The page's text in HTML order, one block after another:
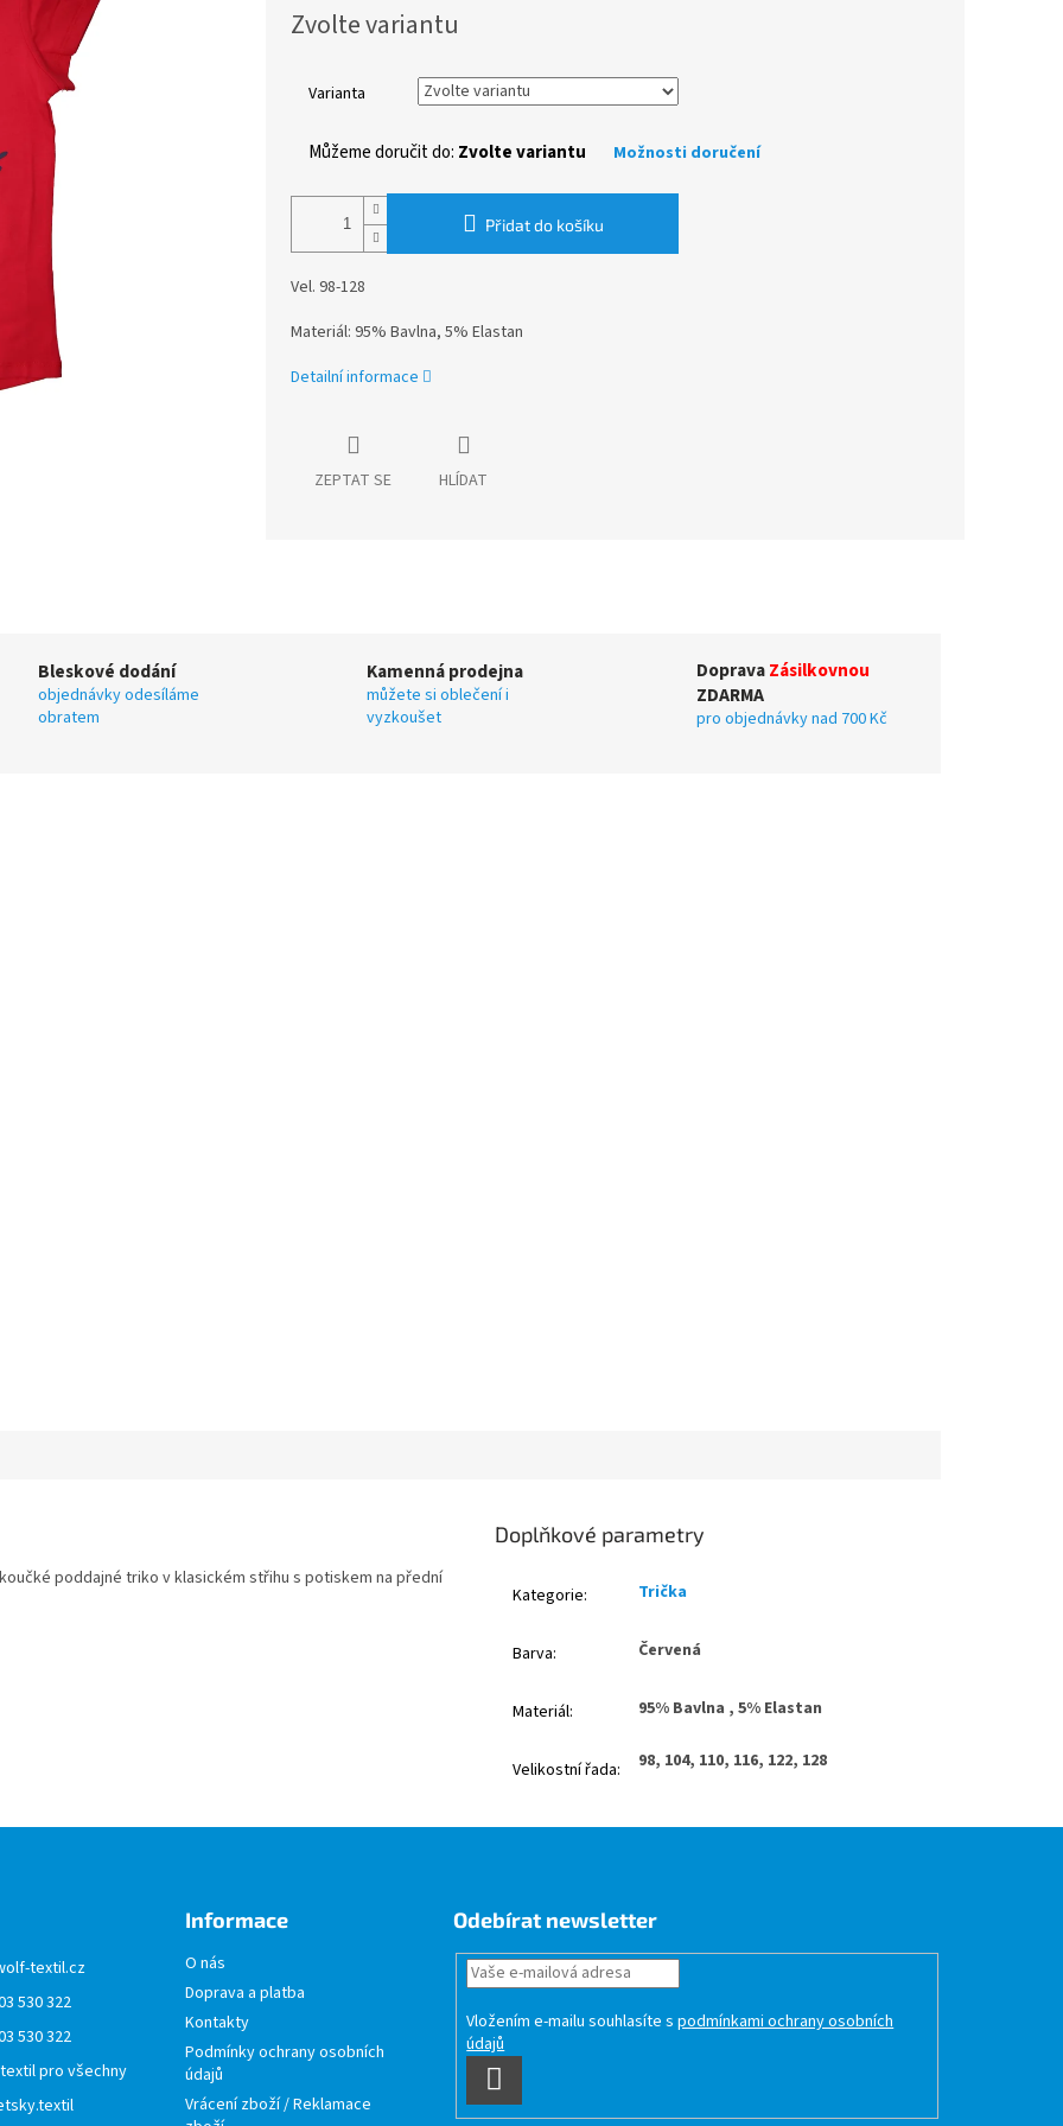
cena:
Zvolte variantu
Varianta
Můžeme doručit do: Zvolte variantu Možnosti doručení
Přidat do košíku
Vel. 98-128
Materiál: 95% Bavlna, 5% Elastan
Detailní informace
ZEPTAT SE HLÍDAT
Bleskové dodání
objednávky odesíláme
obratem
Kamenná prodejna
můžete si oblečení i
vyzkoušet
DopravaZásilkovnou
ZDARMA
pro objednávky nad 700 Kč
poddajné triko v klasickém střihu s potiskem na přední
Doplňkové parametry
Kategorie: Trička
Barva: Červená
Materiál: 95% Bavlna , 5% Elastan
Velikostní řada: 98, 104, 110, 116, 122, 128
textil.cz
530 322
530 322
pro všechny
Informace
O nás
Doprava a platba
Kontakty
Podmínky ochrany osobních
údajů
Vrácení zboží / Reklamace
Odebírat newsletter
Vložením e-mailu souhlasíte spodmínkami ochrany osobních
údajů
SE